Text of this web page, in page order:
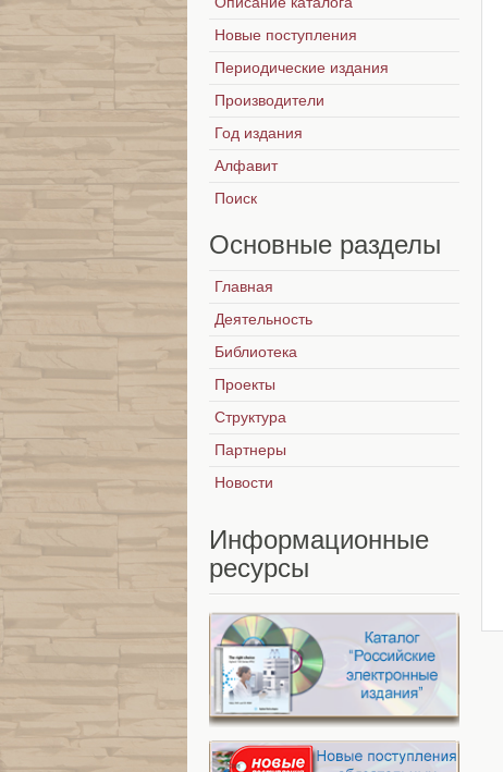
Новые поступления
Периодические издания
Производители
Год издания
Алфавит
Поиск
Основные разделы
Главная
Деятельность
Библиотека
Проекты
Структура
Партнеры
Новости
Информационные
ресурсы